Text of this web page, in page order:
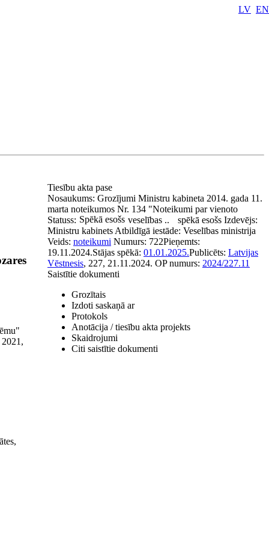
LV EN
Tiesību akta pase
Nosaukums: Grozījumi Ministru kabineta 2014. gada 11.
marta noteikumos Nr. 134 "Noteikumi par vienoto
veselības ..
Statuss: Spēkā esošs spēkā esošs Izdevējs:
Ministru kabinets Atbildīgā iestāde: Veselības ministrija
Veids: noteikumi Numurs: 722Pieņemts:
19.11.2024.Stājas spēkā: 01.01.2025.Publicēts: Latvijas
Vēstnesis, 227, 21.11.2024. OP numurs: 2024/227.11
Saistītie dokumenti
Grozītais
Izdoti saskaņā ar
Protokols
Anotācija / tiesību akta projekts
Skaidrojumi
Citi saistītie dokumenti